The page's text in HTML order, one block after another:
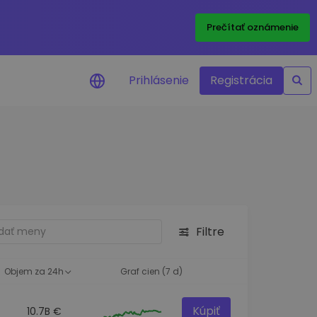
Prečítať oznámenie
príležitosti
pre optimálny
Prihlásenie Registrácia
Filtre
Objem za 24h Graf cien (7 d)
10.7B € Kúpiť